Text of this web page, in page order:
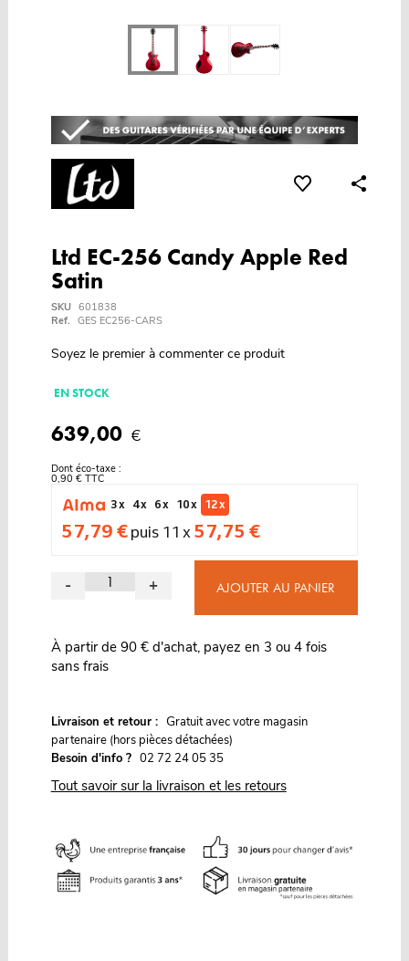
Ltd EC-256 Candy Apple Red
Satin
SKU 601838
Ref. GES EC256-CARS
Soyez le premier à commenter ce produit
EN STOCK
639,00 €
Dont éco-taxe :
0,90 € TTC
3 x
4 x 6 x 10 x 12 x
57,79 €puis 11 x 57,75 €
- + AJOUTER AU PANIER
À partir de 90 € d'achat, payez en 3 ou 4 fois
sans frais
Livraison et retour : Gratuit avec votre magasin
partenaire (hors pièces détachées)
Besoin d'info ? 02 72 24 05 35
Tout savoir sur la livraison et les retours